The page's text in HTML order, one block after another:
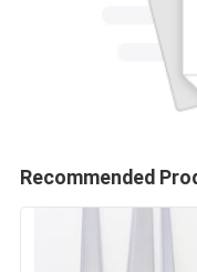
Recommended